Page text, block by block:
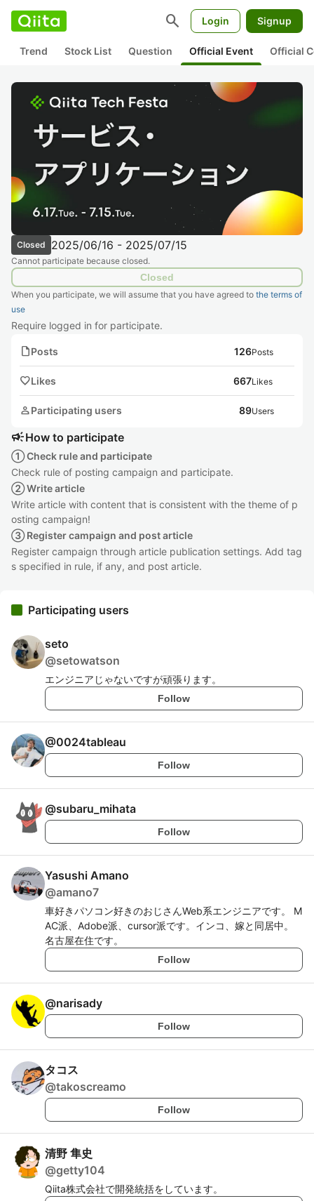
search Login Signup
Trend Stock List Question Official Event Official
Closed 2025/06/16 - 2025/07/15
Cannot participate because closed.
Closed
When you participate, we will assume that you have agreed to the terms of
use
Require logged in for participate.
notePosts 126Posts
favoriteLikes 667Likes
personParticipating users 89Users
campaignHow to participate
① Check rule and participate
Check rule of posting campaign and participate.
② Write article
Write article with content that is consistent with the theme of p
osting campaign!
③ Register campaign and post article
Register campaign through article publication settings. Add tag
s specified in rule, if any, and post article.
Participating users
seto
@setowatson
エンジニアじゃないですが頑張ります。
Follow
@0024tableau
Follow
@subaru_mihata
Follow
Yasushi Amano
@amano7
車好きパソコン好きのおじさんWeb系エンジニアです。 M
AC派、Adobe派、cursor派です。インコ、嫁と同居中。
名古屋在住です。
Follow
@narisady
Follow
タコス
@takoscreamo
Follow
清野 隼史
@getty104
Qiita株式会社で開発統括をしています。